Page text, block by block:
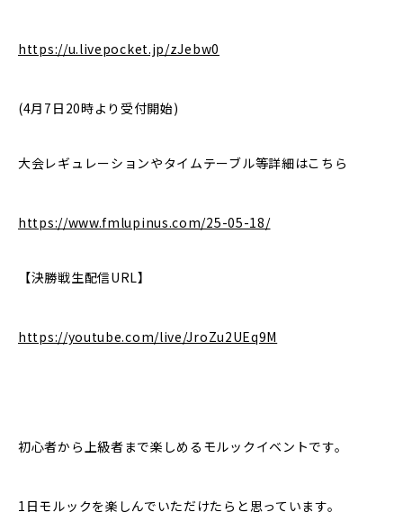
https://u.livepocket.jp/zJebw0
(4月7日20時より受付開始)
大会レギュレーションやタイムテーブル等詳細はこちら
https://www.fmlupinus.com/25-05-18/
【決勝戦生配信URL】
https://youtube.com/live/JroZu2UEq9M
初心者から上級者まで楽しめるモルックイベントです。
1日モルックを楽しんでいただけたらと思っています。